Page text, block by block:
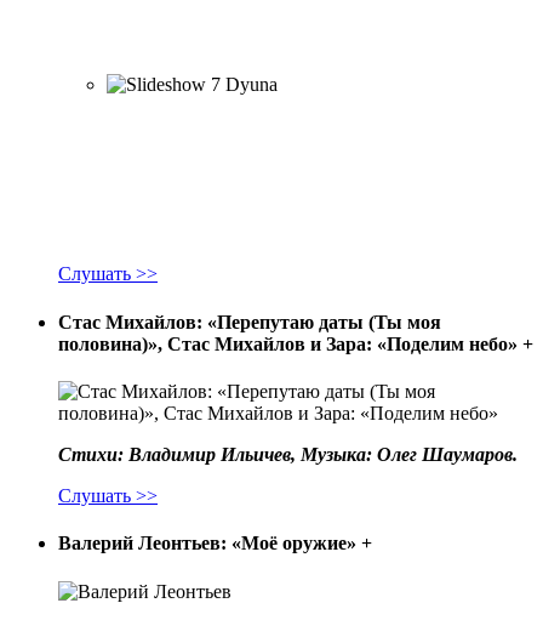
Слушать >>
Стас Михайлов: «Перепутаю даты (Ты моя
половина)», Стас Михайлов и Зара: «Поделим небо» +
Стихи: Владимир Ильичев, Музыка: Олег Шаумаров.
Слушать >>
Валерий Леонтьев: «Моё оружие» +